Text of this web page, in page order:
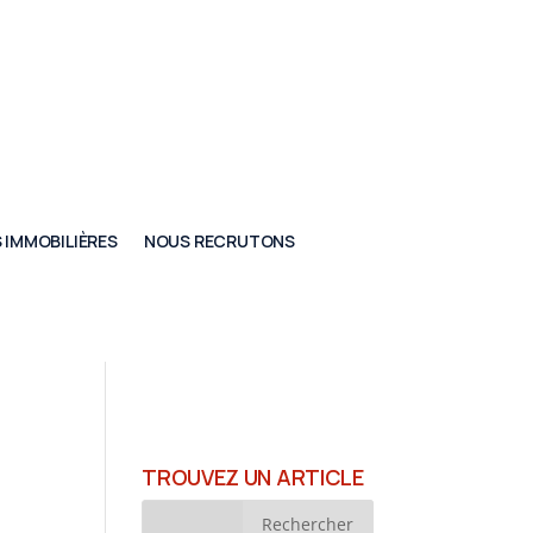
NOUS RECRUTONS
TROUVEZ UN ARTICLE